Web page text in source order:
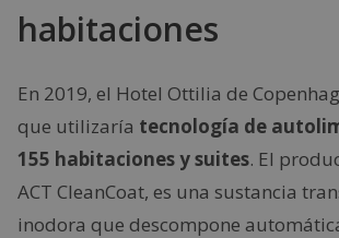
habitaciones
En 2019, el Hotel Ottilia de
que utilizaría tecnología de
155 habitaciones y suites. El
ACT CleanCoat, es una sustancia
inodora que descompone